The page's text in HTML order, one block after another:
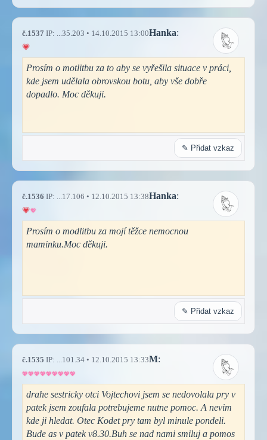
č.1537 IP: ...35.203 • 14.10.2015 13:00Hanka:
Prosím o motlitbu za to aby se vyřešila situace v práci,
kde jsem udělala obrovskou botu, aby vše dobře
dopadlo. Moc děkuji.
✎ Přidat vzkaz
č.1536 IP: ...17.106 • 12.10.2015 13:38Hanka:
Prosím o modlitbu za mojí těžce nemocnou
maminku.Moc děkuji.
✎ Přidat vzkaz
č.1535 IP: ...101.34 • 12.10.2015 13:33M:
drahe sestricky otci Vojtechovi jsem se nedovolala pry v
patek jsem zoufala potrebujeme nutne pomoc. A nevim
kde ji hledat. Otec Kodet pry tam byl minule pondeli.
Bude as v patek v8.30.Buh se nad nami smiluj a pomos